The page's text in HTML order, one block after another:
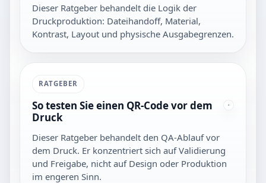
Dieser Ratgeber behandelt die Logik der
Druckproduktion: Dateihandoff, Material,
Kontrast, Layout und physische Ausgabegrenzen.
RATGEBER
So testen Sie einen QR-Code vor dem
Druck
Dieser Ratgeber behandelt den QA-Ablauf vor
dem Druck. Er konzentriert sich auf Validierung
und Freigabe, nicht auf Design oder Produktion
im engeren Sinn.